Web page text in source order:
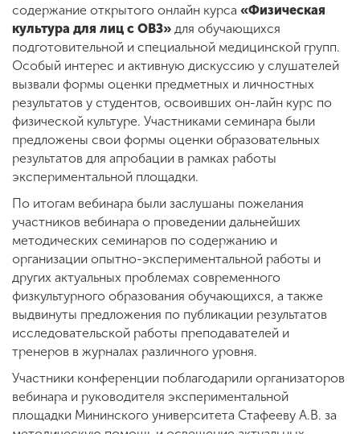
содержание открытого онлайн курса «Физическая
культура для лиц с ОВЗ» для обучающихся
подготовительной и специальной медицинской групп.
Особый интерес и активную дискуссию у слушателей
вызвали формы оценки предметных и личностных
результатов у студентов, освоивших он-лайн курс по
физической культуре. Участниками семинара были
предложены свои формы оценки образовательных
результатов для апробации в рамках работы
экспериментальной площадки.
По итогам вебинара были заслушаны пожелания
участников вебинара о проведении дальнейших
методических семинаров по содержанию и
организации опытно-экспериментальной работы и
других актуальных проблемах современного
физкультурного образования обучающихся, а также
выдвинуты предложения по публикации результатов
исследовательской работы преподавателей и
тренеров в журналах различного уровня.
Участники конференции поблагодарили организаторов
вебинара и руководителя экспериментальной
площадки Мининского университета Стафееву А.В. за